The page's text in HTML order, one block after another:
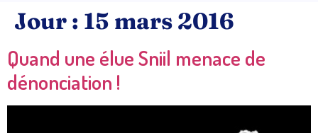
Jour : 15 mars 2016
Quand une élue Sniil menace de
dénonciation !